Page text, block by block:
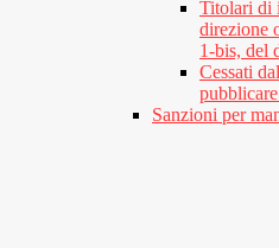
Titolari di
direzione
1-bis, del
Cessati
Sanzioni per